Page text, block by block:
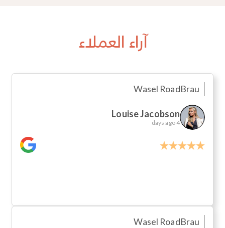
آراء العملاء
Brau
Wasel Road
Louise Jacobson
4 days ago
Brau
Wasel Road